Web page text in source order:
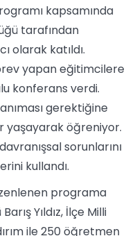
kapsamında
tarafından
olarak katıldı.
yapan eğitimcilere
konferans verdi.
gerektiğine
yaşayarak öğreniyor.
sorunlarını
kullandı.
programa
Yıldız, İlçe Milli
ile 250 öğretmen